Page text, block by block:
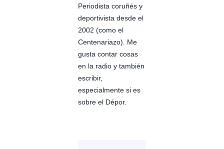
Periodista coruñés y
deportivista desde el
2002 (como el
Centenariazo). Me
gusta contar cosas
en la radio y también
escribir,
especialmente si es
sobre el Dépor.